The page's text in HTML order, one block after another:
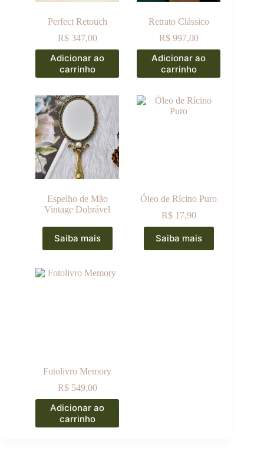
Perfect Retouch
R$347,00
Adicionar ao
carrinho
Retrato Clássico
R$997,00
Adicionar ao
carrinho
Espelho de Mão
Vintage Dobrável
Saiba mais
Óleo de Rícino Puro
R$17,90
Saiba mais
Fotolivro Memory
R$549,00
Adicionar ao
carrinho